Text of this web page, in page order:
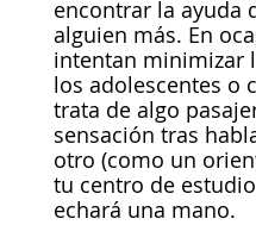
encontrar la ayuda
alguien más. En
intentan minimizar
los adolescentes o
trata de algo
sensación tras
otro (como un
tu centro de
echará una mano.